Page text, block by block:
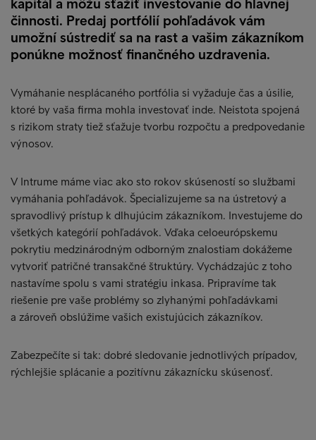
kapitál a môžu sťažiť investovanie do hlavnej
činnosti. Predaj portfólií pohľadávok vám
umožní sústrediť sa na rast a vašim zákazníkom
ponúkne možnosť finančného uzdravenia.
Vymáhanie nesplácaného portfólia si vyžaduje čas a úsilie,
ktoré by vaša firma mohla investovať inde. Neistota spojená
s rizikom straty tiež sťažuje tvorbu rozpočtu a predpovedanie
výnosov.
V Intrume máme viac ako sto rokov skúseností so službami
vymáhania pohľadávok. Špecializujeme sa na ústretový a
spravodlivý prístup k dlhujúcim zákazníkom. Investujeme do
všetkých kategórií pohľadávok. Vďaka celoeurópskemu
pokrytiu medzinárodným odborným znalostiam dokážeme
vytvoriť patričné transakčné štruktúry. Vychádzajúc z toho
nastavíme spolu s vami stratégiu inkasa. Pripravíme tak
riešenie pre vaše problémy so zlyhanými pohľadávkami
a zároveň obslúžime vašich existujúcich zákazníkov.
Zabezpečíte si tak: dobré sledovanie jednotlivých prípadov,
rýchlejšie splácanie a pozitívnu zákaznícku skúsenosť.